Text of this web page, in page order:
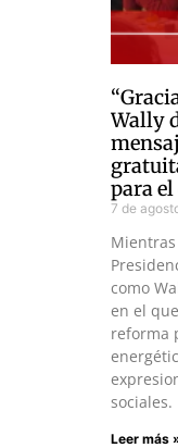
Wally
para
7 de
como
en el
reforma
sociales.
Leer más